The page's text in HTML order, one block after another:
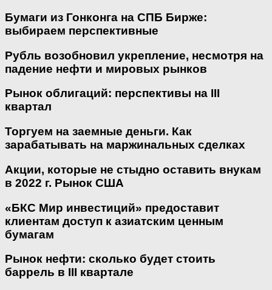
Бумаги из Гонконга на СПБ Бирже:
выбираем перспективные
Рубль возобновил укрепление, несмотря на
падение нефти и мировых рынков
Рынок облигаций: перспективы на III
квартал
Торгуем на заемные деньги. Как
зарабатывать на маржинальных сделках
Акции, которые не стыдно оставить внукам
в 2022 г. Рынок США
«БКС Мир инвестиций» предоставит
клиентам доступ к азиатским ценным
бумагам
Рынок нефти: сколько будет стоить
баррель в III квартале